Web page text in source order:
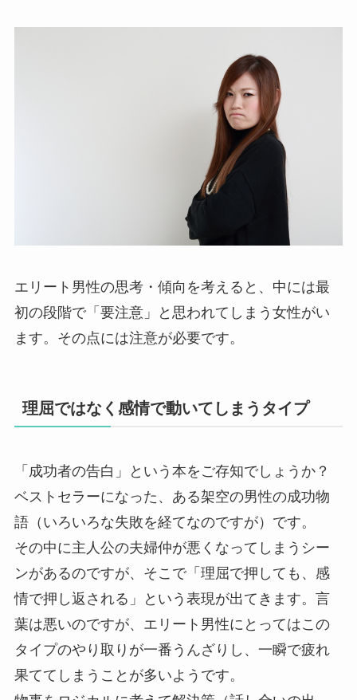
エリート男性の思考・傾向を考えると、中には最
初の段階で「要注意」と思われてしまう女性がい
ます。その点には注意が必要です。
理屈ではなく感情で動いてしまうタイプ
「成功者の告白」という本をご存知でしょうか？
ベストセラーになった、ある架空の男性の成功物
語（いろいろな失敗を経てなのですが）です。
その中に主人公の夫婦仲が悪くなってしまうシー
ンがあるのですが、そこで「理屈で押しても、感
情で押し返される」という表現が出てきます。言
葉は悪いのですが、エリート男性にとってはこの
タイプのやり取りが一番うんざりし、一瞬で疲れ
果ててしまうことが多いようです。